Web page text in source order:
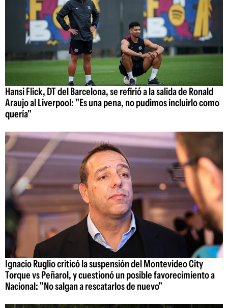
Hansi Flick, DT del Barcelona, se refirió a la salida de Ronald
Araujo al Liverpool: "Es una pena, no pudimos incluirlo como
quería"
Ignacio Ruglio criticó la suspensión del Montevideo City
Torque vs Peñarol, y cuestionó un posible favorecimiento a
Nacional: "No salgan a rescatarlos de nuevo"